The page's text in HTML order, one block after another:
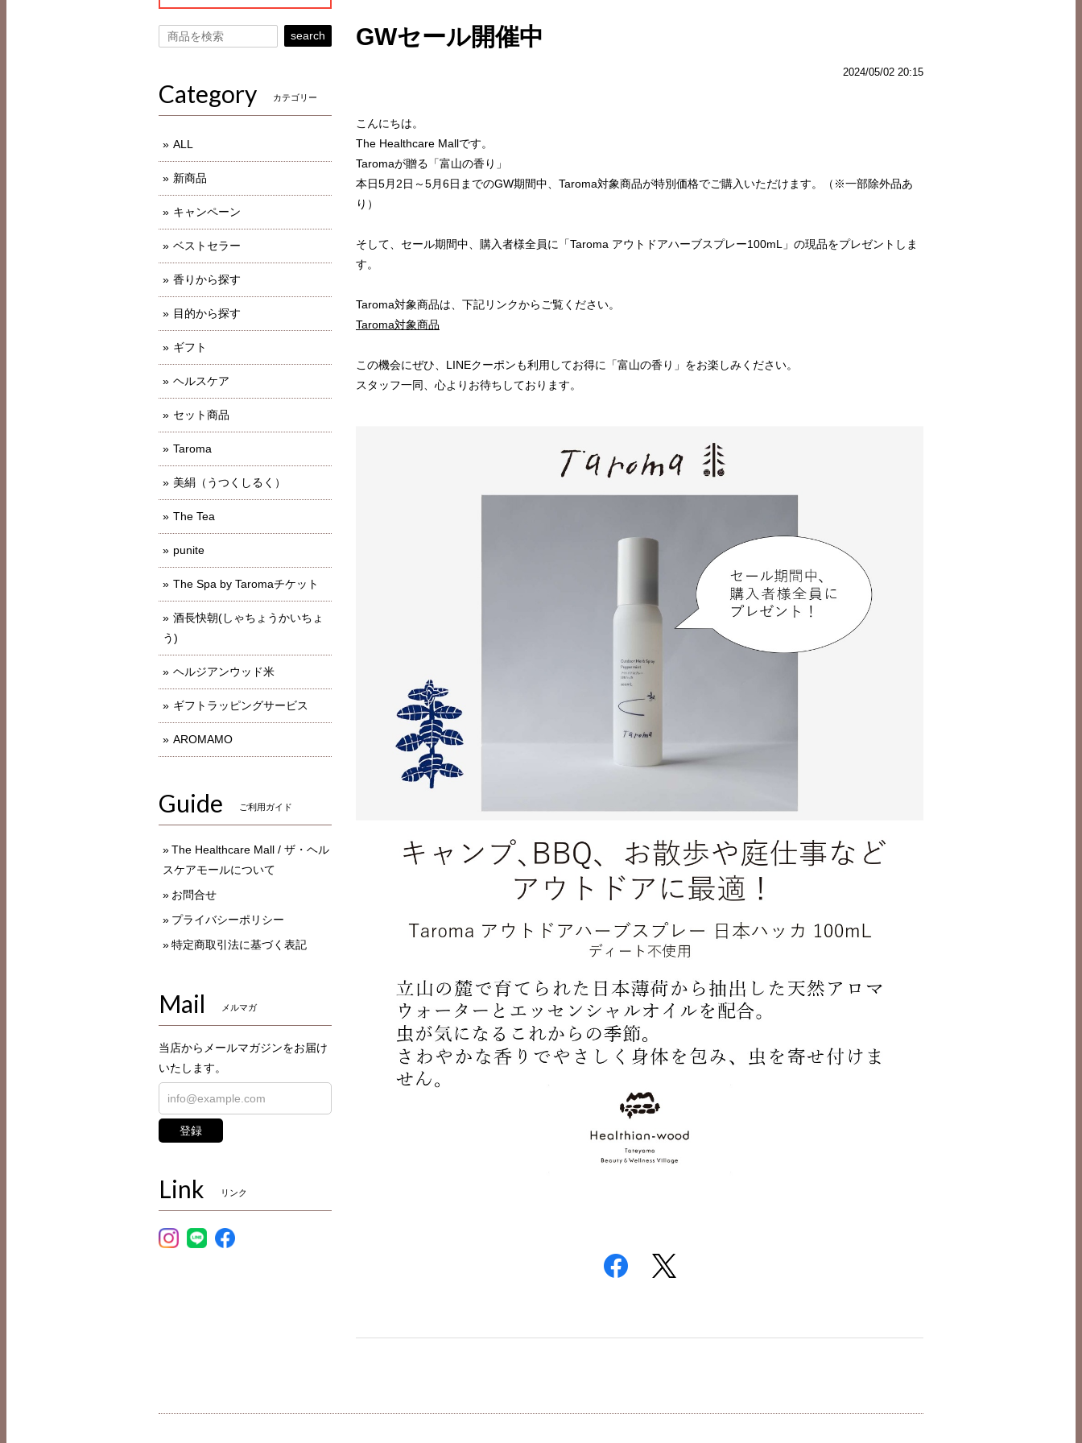
GWセール開催中
2024/05/02 20:15
こんにちは。
The Healthcare Mallです。
Taromaが贈る「富山の香り」
本日5月2日～5月6日までのGW期間中、Taroma対象商品が特別価格でご購入いただけます。（※一部除外品あ
り）
そして、セール期間中、購入者様全員に「Taroma アウトドアハーブスプレー100mL」の現品をプレゼントしま
す。
Taroma対象商品は、下記リンクからご覧ください。
Taroma対象商品
この機会にぜひ、LINEクーポンも利用してお得に「富山の香り」をお楽しみください。
スタッフ一同、心よりお待ちしております。
search
Category カテゴリー
ALL
新商品
キャンペーン
ベストセラー
香りから探す
目的から探す
ギフト
ヘルスケア
セット商品
Taroma
美絹（うつくしるく）
The Tea
punite
The Spa by Taromaチケット
酒長快朝(しゃちょうかいちょ
う)
ヘルジアンウッド米
ギフトラッピングサービス
AROMAMO
Guide ご利用ガイド
The Healthcare Mall / ザ・ヘル
スケアモールについて
お問合せ
プライバシーポリシー
特定商取引法に基づく表記
Mail メルマガ
当店からメールマガジンをお届け
いたします。
登録
Link リンク